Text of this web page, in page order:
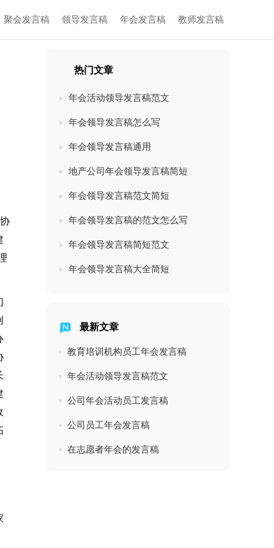
聚会发言稿 领导发言稿 年会发言稿 教师发言稿
热门文章
年会活动领导发言稿范文
年会领导发言稿怎么写
年会领导发言稿通用
地产公司年会领导发言稿简短
年会领导发言稿范文简短
年会领导发言稿的范文怎么写
年会领导发言稿简短范文
年会领导发言稿大全简短
最新文章
教育培训机构员工年会发言稿
年会活动领导发言稿范文
公司年会活动员工发言稿
公司员工年会发言稿
在志愿者年会的发言稿